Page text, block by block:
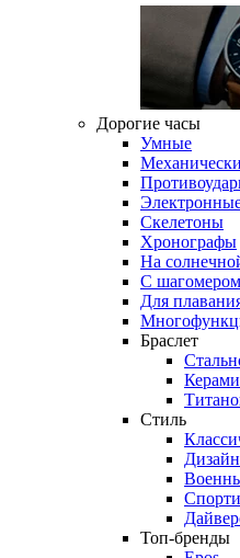
Дорогие часы
Умные
Скелетоны
Хронографы
На
С шагомером
Для
Браслет
Стиль
Топ-бренды